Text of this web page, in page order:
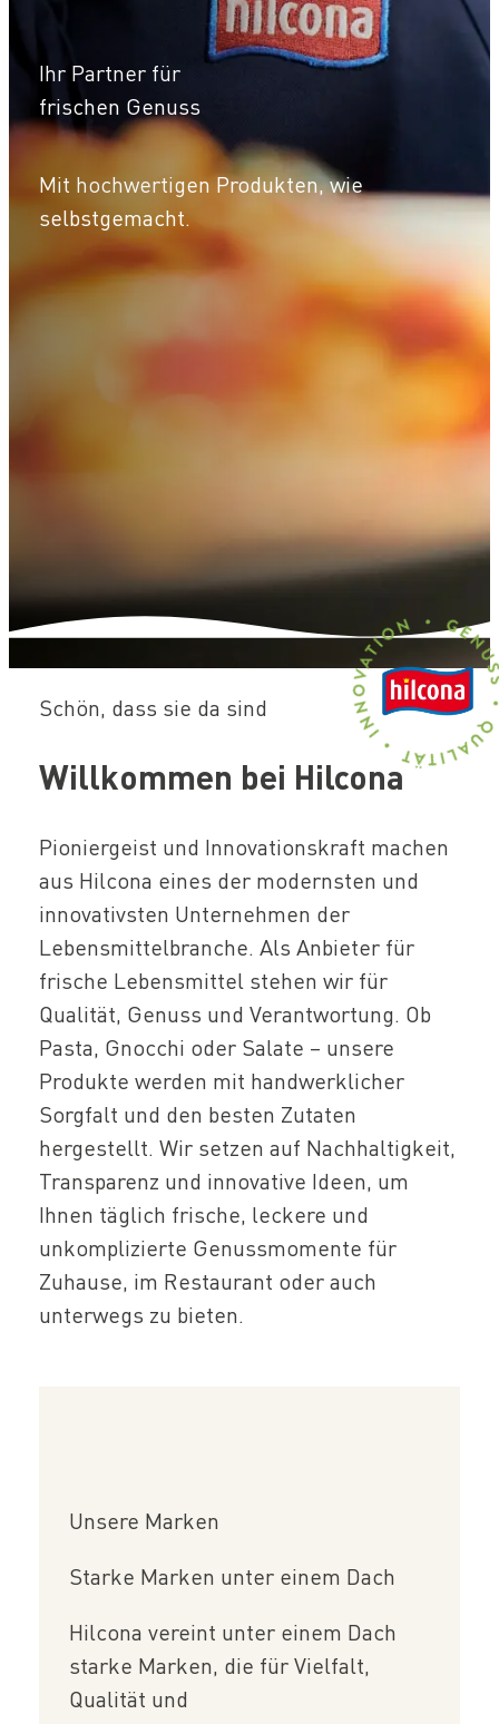
Ihr Partner für
frischen Genuss
Mit hochwertigen Produkten, wie
selbstgemacht.
Home
Schön, dass sie da sind
Willkommen bei Hilcona
Pioniergeist und Innovationskraft machen
aus Hilcona eines der modernsten und
innovativsten Unternehmen der
Lebensmittelbranche. Als Anbieter für
frische Lebensmittel stehen wir für
Qualität, Genuss und Verantwortung. Ob
Pasta, Gnocchi oder Salate – unsere
Produkte werden mit handwerklicher
Sorgfalt und den besten Zutaten
hergestellt. Wir setzen auf Nachhaltigkeit,
Transparenz und innovative Ideen, um
Ihnen täglich frische, leckere und
unkomplizierte Genussmomente für
Zuhause, im Restaurant oder auch
unterwegs zu bieten.
Unsere Marken
Starke Marken unter einem Dach
Hilcona vereint unter einem Dach
starke Marken, die für Vielfalt,
Qualität und